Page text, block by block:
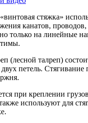
стяжка»
канатов,
только на линейные
(лесной талреп)
петель. Стягивание
при креплении
используют для